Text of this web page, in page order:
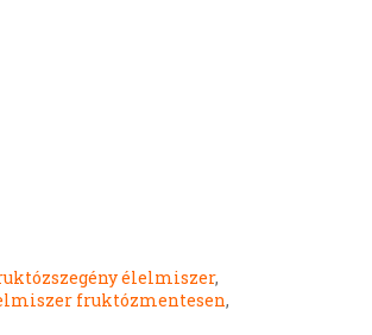
élelmiszer,
fruktózmentesen,